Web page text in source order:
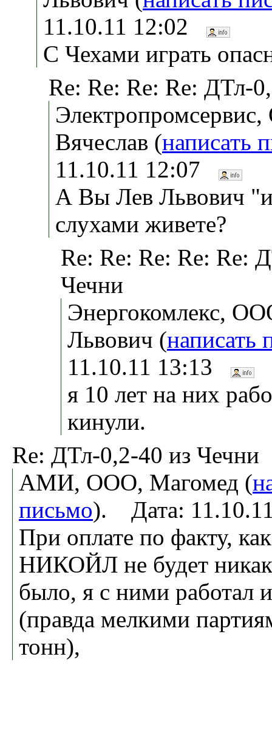
11.10.11 12:02
С Чехами играть
Re: Re: Re: Re: ДТл-
Вячеслав (написать
11.10.11 12:07
А Вы Лев Львович
слухами живете?
Re: Re: Re: Re: Re:
Чечни
Энергокомлекс,
Львович (написать
11.10.11 13:13
я 10 лет на них
кинули.
Re: ДТл-0,2-40 из Чечни
АМИ, ООО, Магомед (
письмо). Дата:
При оплате по факту,
НИКОЙЛ не будет
было, я с ними работал
(правда мелкими
тонн),